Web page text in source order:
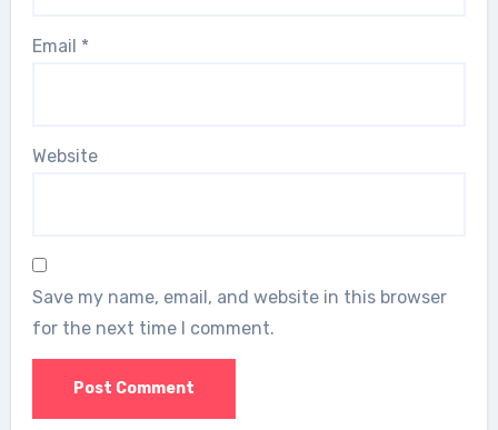
Email *
Website
Save my name, email, and website in this browser
for the next time I comment.